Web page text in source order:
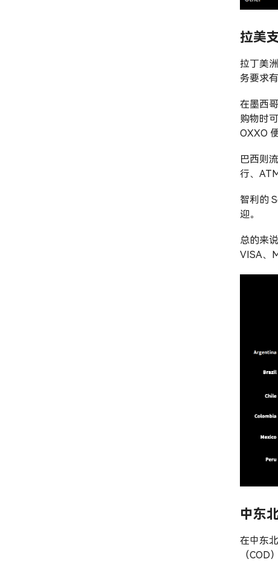
拉美
拉丁美
务要求
在墨西
购物时
OXXO
巴西则
行、
智利的
迎。
总的来
VISA、
中东
在中东
（COD